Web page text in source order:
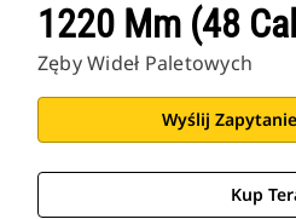
1220 Mm (48
Zęby Wideł Paletowych
Wyślij
Kup